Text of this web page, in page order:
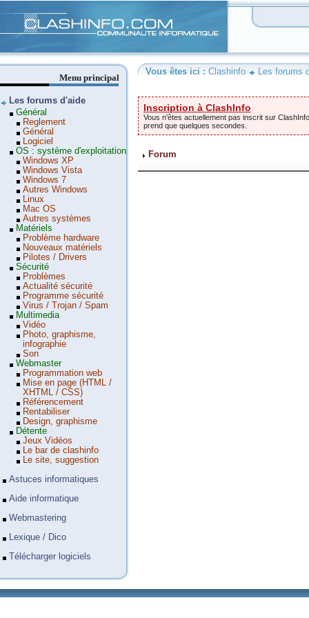
Vous êtes ici : Clashinfo Les forums
Inscription à ClashInfo
Vous n'êtes actuellement pas inscrit sur
prend que quelques secondes.
Forum
Menu principal
Les forums d'aide
Général
Reglement
Général
Logiciel
OS : système d'exploitation
Windows XP
Windows Vista
Windows 7
Autres Windows
Linux
Mac OS
Autres systèmes
Matériels
Problème hardware
Nouveaux matériels
Pilotes / Drivers
Sécurité
Problèmes
Actualité sécurité
Programme sécurité
Virus / Trojan / Spam
Multimedia
Vidéo
Photo, graphisme,
infographie
Son
Webmaster
Programmation web
Mise en page (HTML /
XHTML / CSS)
Référencement
Rentabiliser
Design, graphisme
Détente
Jeux Vidéos
Le bar de clashinfo
Le site, suggestion
Astuces informatiques
Aide informatique
Webmastering
Lexique / Dico
Télécharger logiciels